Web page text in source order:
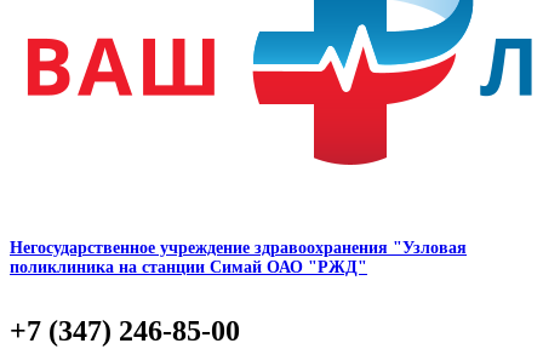
Негосударственное учреждение здравоохранения "Узловая
поликлиника на станции Симай ОАО "РЖД"
+7 (347) 246-85-00